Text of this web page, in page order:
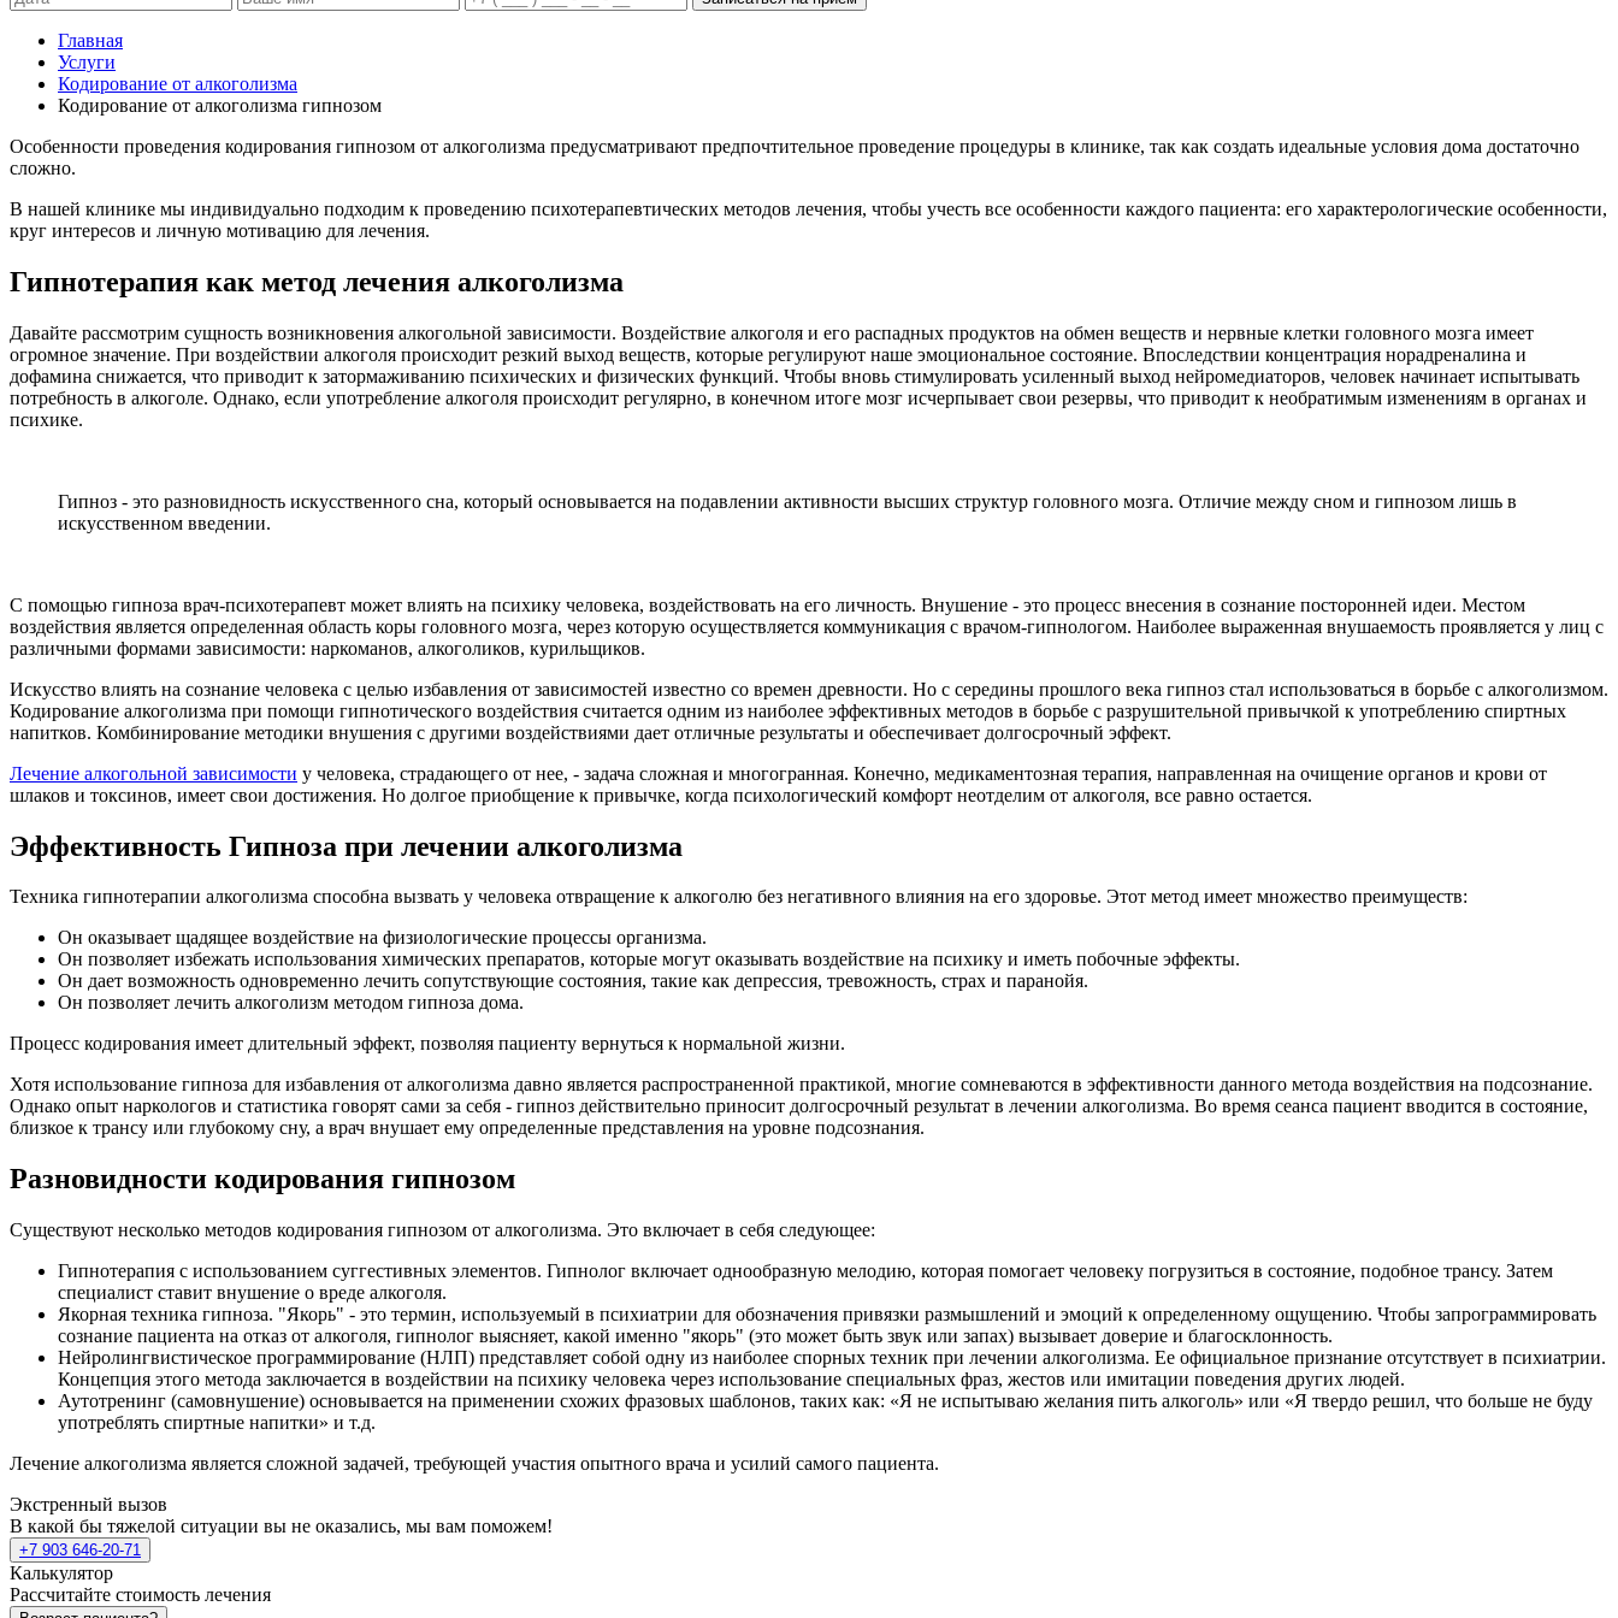
Главная
Услуги
Кодирование от алкоголизма
Кодирование от алкоголизма гипнозом
Особенности проведения кодирования гипнозом от алкоголизма предусматривают предпочтительное проведение процедуры в клинике, так как создать идеальные условия дома достаточно
сложно.
В нашей клинике мы индивидуально подходим к проведению психотерапевтических методов лечения, чтобы учесть все особенности каждого пациента: его характерологические особенности,
круг интересов и личную мотивацию для лечения.
Гипнотерапия как метод лечения алкоголизма
Давайте рассмотрим сущность возникновения алкогольной зависимости. Воздействие алкоголя и его распадных продуктов на обмен веществ и нервные клетки головного мозга имеет
огромное значение. При воздействии алкоголя происходит резкий выход веществ, которые регулируют наше эмоциональное состояние. Впоследствии концентрация норадреналина и
дофамина снижается, что приводит к затормаживанию психических и физических функций. Чтобы вновь стимулировать усиленный выход нейромедиаторов, человек начинает испытывать
потребность в алкоголе. Однако, если употребление алкоголя происходит регулярно, в конечном итоге мозг исчерпывает свои резервы, что приводит к необратимым изменениям в органах и
психике.
Гипноз - это разновидность искусственного сна, который основывается на подавлении активности высших структур головного мозга. Отличие между сном и гипнозом лишь в
искусственном введении.
С помощью гипноза врач-психотерапевт может влиять на психику человека, воздействовать на его личность. Внушение - это процесс внесения в сознание посторонней идеи. Местом
воздействия является определенная область коры головного мозга, через которую осуществляется коммуникация с врачом-гипнологом. Наиболее выраженная внушаемость проявляется у лиц с
различными формами зависимости: наркоманов, алкоголиков, курильщиков.
Искусство влиять на сознание человека с целью избавления от зависимостей известно со времен древности. Но с середины прошлого века гипноз стал использоваться в борьбе с алкоголизмом.
Кодирование алкоголизма при помощи гипнотического воздействия считается одним из наиболее эффективных методов в борьбе с разрушительной привычкой к употреблению спиртных
напитков. Комбинирование методики внушения с другими воздействиями дает отличные результаты и обеспечивает долгосрочный эффект.
Лечение алкогольной зависимости у человека, страдающего от нее, - задача сложная и многогранная. Конечно, медикаментозная терапия, направленная на очищение органов и крови от
шлаков и токсинов, имеет свои достижения. Но долгое приобщение к привычке, когда психологический комфорт неотделим от алкоголя, все равно остается.
Эффективность Гипноза при лечении алкоголизма
Техника гипнотерапии алкоголизма способна вызвать у человека отвращение к алкоголю без негативного влияния на его здоровье. Этот метод имеет множество преимуществ:
Он оказывает щадящее воздействие на физиологические процессы организма.
Он позволяет избежать использования химических препаратов, которые могут оказывать воздействие на психику и иметь побочные эффекты.
Он дает возможность одновременно лечить сопутствующие состояния, такие как депрессия, тревожность, страх и паранойя.
Он позволяет лечить алкоголизм методом гипноза дома.
Процесс кодирования имеет длительный эффект, позволяя пациенту вернуться к нормальной жизни.
Хотя использование гипноза для избавления от алкоголизма давно является распространенной практикой, многие сомневаются в эффективности данного метода воздействия на подсознание.
Однако опыт наркологов и статистика говорят сами за себя - гипноз действительно приносит долгосрочный результат в лечении алкоголизма. Во время сеанса пациент вводится в состояние,
близкое к трансу или глубокому сну, а врач внушает ему определенные представления на уровне подсознания.
Разновидности кодирования гипнозом
Существуют несколько методов кодирования гипнозом от алкоголизма. Это включает в себя следующее:
Гипнотерапия с использованием суггестивных элементов. Гипнолог включает однообразную мелодию, которая помогает человеку погрузиться в состояние, подобное трансу. Затем
специалист ставит внушение о вреде алкоголя.
Якорная техника гипноза. "Якорь" - это термин, используемый в психиатрии для обозначения привязки размышлений и эмоций к определенному ощущению. Чтобы запрограммировать
сознание пациента на отказ от алкоголя, гипнолог выясняет, какой именно "якорь" (это может быть звук или запах) вызывает доверие и благосклонность.
Нейролингвистическое программирование (НЛП) представляет собой одну из наиболее спорных техник при лечении алкоголизма. Ее официальное признание отсутствует в психиатрии.
Концепция этого метода заключается в воздействии на психику человека через использование специальных фраз, жестов или имитации поведения других людей.
Аутотренинг (самовнушение) основывается на применении схожих фразовых шаблонов, таких как: «Я не испытываю желания пить алкоголь» или «Я твердо решил, что больше не буду
употреблять спиртные напитки» и т.д.
Лечение алкоголизма является сложной задачей, требующей участия опытного врача и усилий самого пациента.
Экстренный вызов
В какой бы тяжелой ситуации вы не оказались, мы вам поможем!
+7 903 646-20-71
Калькулятор
Рассчитайте стоимость лечения